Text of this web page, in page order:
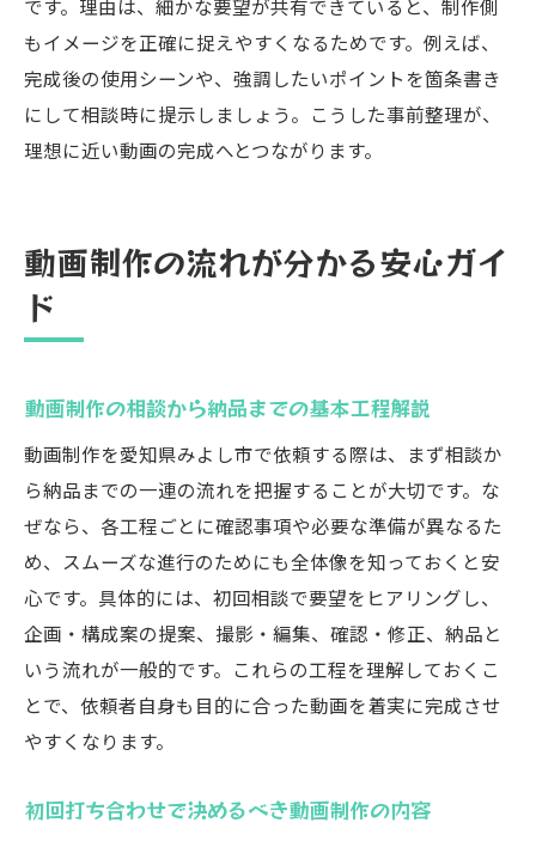
法
次回の動画制作に活かす振り返りのコツ
信頼関係を築く動画制作依頼の締めくくり
です。理由は、細かな要望が共有できていると、制作側
もイメージを正確に捉えやすくなるためです。例えば、
完成後の使用シーンや、強調したいポイントを箇条書き
にして相談時に提示しましょう。こうした事前整理が、
理想に近い動画の完成へとつながります。
動画制作の流れが分かる安心ガイ
ド
動画制作の相談から納品までの基本工程解説
動画制作を愛知県みよし市で依頼する際は、まず相談か
ら納品までの一連の流れを把握することが大切です。な
ぜなら、各工程ごとに確認事項や必要な準備が異なるた
め、スムーズな進行のためにも全体像を知っておくと安
心です。具体的には、初回相談で要望をヒアリングし、
企画・構成案の提案、撮影・編集、確認・修正、納品と
いう流れが一般的です。これらの工程を理解しておくこ
とで、依頼者自身も目的に合った動画を着実に完成させ
やすくなります。
初回打ち合わせで決めるべき動画制作の内容